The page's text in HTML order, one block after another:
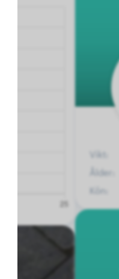
Vikt:
Ålder:
Kön: